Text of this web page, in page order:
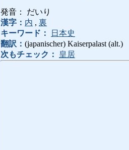
発音： だいり
漢字： 内 , 裏
キーワード：
日本史
翻訳： (japanischer) Kaiserpalast (alt.)
次もチェック：
皇居